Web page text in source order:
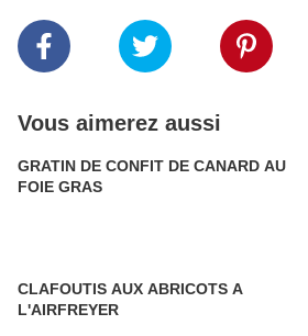
Vous aimerez aussi
GRATIN DE CONFIT DE CANARD AU
FOIE GRAS
CLAFOUTIS AUX ABRICOTS A
L'AIRFREYER